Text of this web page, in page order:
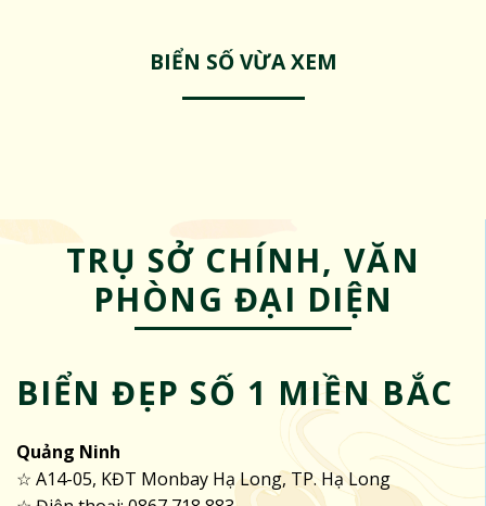
BIỂN SỐ VỪA XEM
TRỤ SỞ CHÍNH, VĂN
PHÒNG ĐẠI DIỆN
BIỂN ĐẸP SỐ 1 MIỀN BẮC
Quảng Ninh
☆ A14-05, KĐT Monbay Hạ Long, TP. Hạ Long